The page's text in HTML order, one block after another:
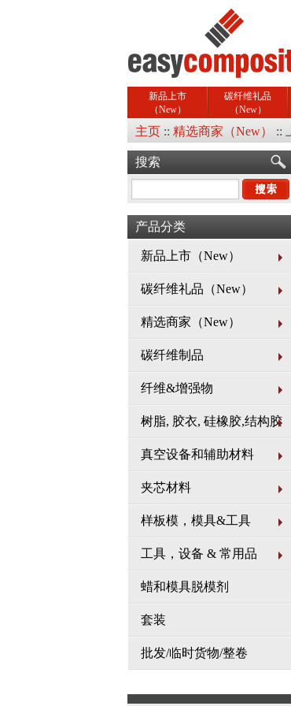
新品上市
（New）
碳纤维礼品
（New）
主页 :: 精选商家（New） ::
搜索
产品分类
新品上市（New）
碳纤维礼品（New）
精选商家（New）
碳纤维制品
纤维&增强物
树脂, 胶衣, 硅橡胶,结构胶
真空设备和辅助材料
夹芯材料
样板模，模具&工具
工具，设备 & 常用品
蜡和模具脱模剂
套装
批发/临时货物/整卷